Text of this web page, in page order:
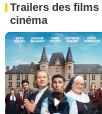
Trailers des
cinéma